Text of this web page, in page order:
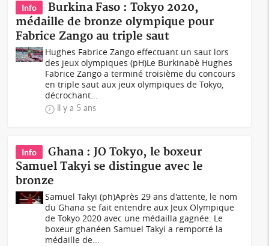
Info
Burkina Faso : Tokyo 2020,
médaille de bronze olympique pour
Fabrice Zango au triple saut
Hughes Fabrice Zango effectuant un saut lors
des jeux olympiques (pH)Le Burkinabè Hughes
Fabrice Zango a terminé troisième du concours
en triple saut aux jeux olympiques de Tokyo,
décrochant...
il y a 5 ans
Info
Ghana : JO Tokyo, le boxeur
Samuel Takyi se distingue avec le
bronze
Samuel Takyi (ph)Après 29 ans d'attente, le nom
du Ghana se fait entendre aux Jeux Olympique
de Tokyo 2020 avec une médailla gagnée. Le
boxeur ghanéen Samuel Takyi a remporté la
médaille de...